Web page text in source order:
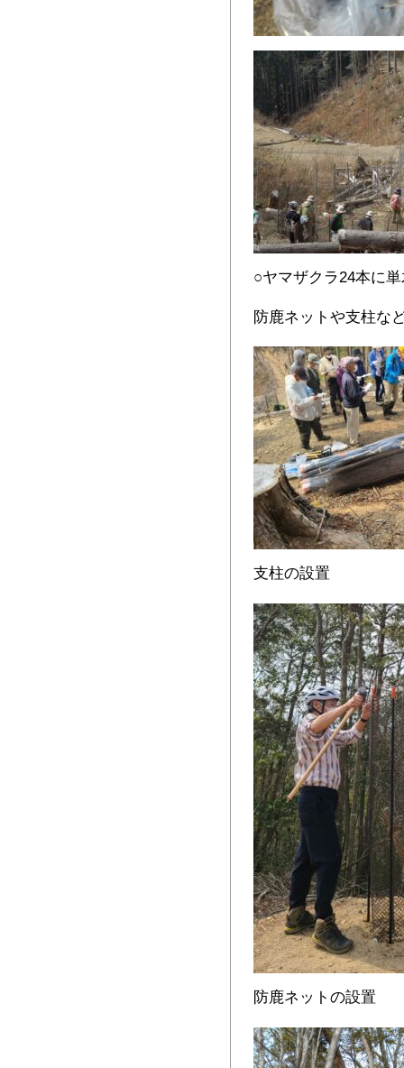
○ヤマザクラ24本に
防鹿ネットや支柱な
支柱の設置
防鹿ネットの設置